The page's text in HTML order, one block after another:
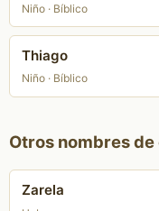
Niño · Bíblico
Thiago
Niño · Bíblico
Otros nombres
Zarela